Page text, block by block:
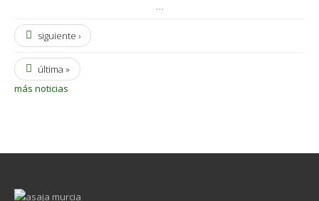
…
siguiente ›
última »
más noticias